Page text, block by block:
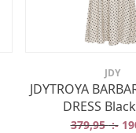
JDY
JDYTROYA
DRESS
379,95:-